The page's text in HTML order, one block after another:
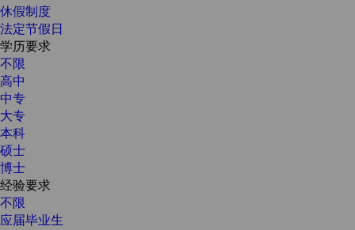
休假制度
法定节假日
学历要求
不限
高中
中专
大专
本科
硕士
博士
经验要求
不限
应届毕业生